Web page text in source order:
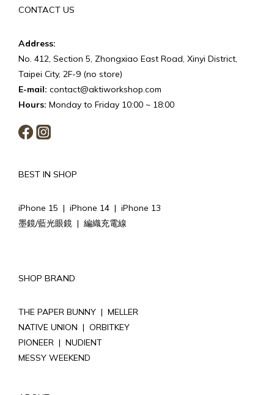
CONTACT US
Address:
No. 412, Section 5, Zhongxiao East Road, Xinyi District,
Taipei City, 2F-9 (no store)
E-mail: contact@aktiworkshop.com
Hours: Monday to Friday 10:00 ~ 18:00
BEST IN SHOP
iPhone 15 | iPhone 14 | iPhone 13
墨鏡/藍光眼鏡 | 編織充電線
SHOP BRAND
THE PAPER BUNNY | MELLER
NATIVE UNION | ORBITKEY
PIONEER | NUDIENT
MESSY WEEKEND